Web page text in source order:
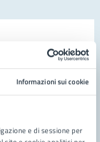
Informazioni sui cookie
e di sessione per